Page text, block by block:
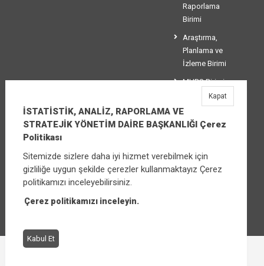
Raporlama
Birimi
Araştırma,
Planlama ve
İzleme Birimi
MHRS Birimi
Stratejik
Yönetim Birimi
İSTATİSTİK, ANALİZ, RAPORLAMA VE
STRATEJİK YÖNETİM DAİRE BAŞKANLIĞI
Üniversiteler Mahallesi Şehit Mehmet Bayraktar
Caddesi No:3 Çankaya/Ankara
İSTATİSTİK, ANALİZ, RAPORLAMA VE
STRATEJİK YÖNETİM DAİRE BAŞKANLIĞI Çerez
Politikası
Sitemizde sizlere daha iyi hizmet verebilmek için
gizliliğe uygun şekilde çerezler kullanmaktayız Çerez
politikamızı inceleyebilirsiniz.
Çerez politikamızı inceleyin.
Kabul Et
Kapat